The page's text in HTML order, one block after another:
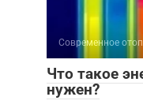
Современное
Что такое
нужен?